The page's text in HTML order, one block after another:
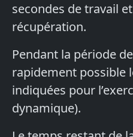
secondes de travail
récupération.
Pendant la période
rapidement possible
indiquées pour
dynamique).